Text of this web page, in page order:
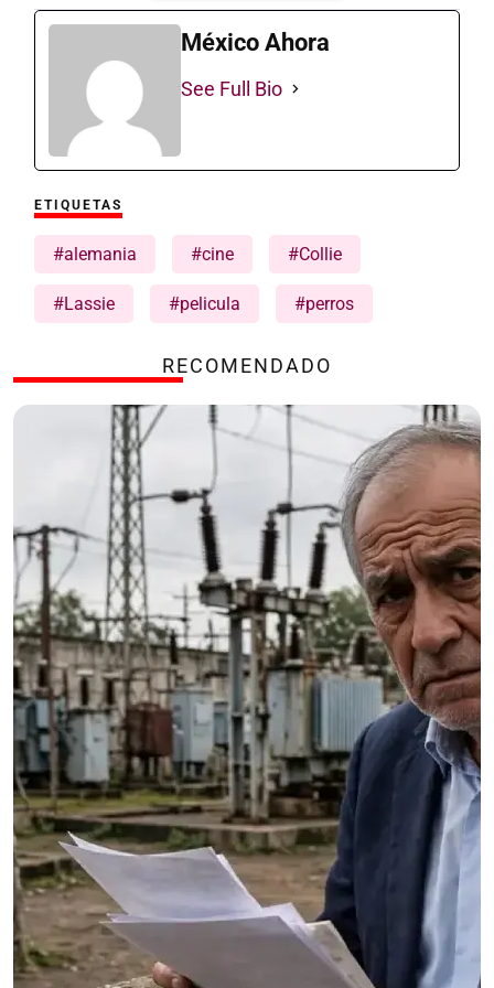
México Ahora
See Full Bio
ETIQUETAS
#alemania #cine #Collie
#Lassie #pelicula #perros
RECOMENDADO